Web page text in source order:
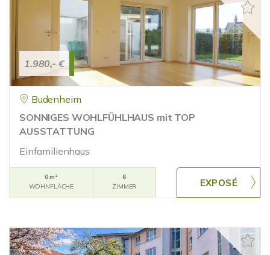
1.980,- €
Budenheim
SONNIGES WOHLFÜHLHAUS mit TOP
AUSSTATTUNG
Einfamilienhaus
0 m²
WOHNFLÄCHE
6
ZIMMER